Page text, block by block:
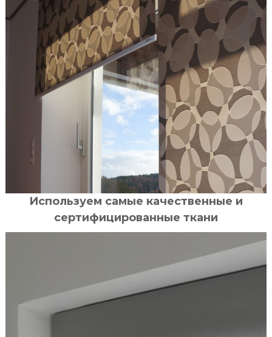
Используем самые качественные и
сертифицированные ткани